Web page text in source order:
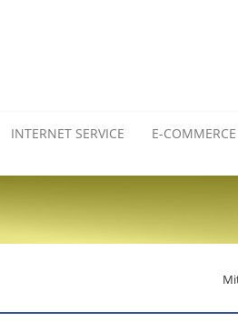
INTERNET SERVICE E-